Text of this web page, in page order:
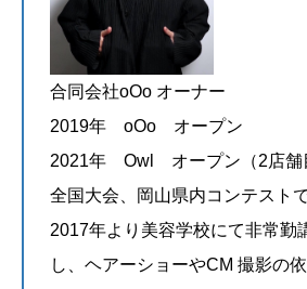
合同会社oOo オーナー
2019年 oOo オープン
2021年 Owl オープン（2店舗
全国大会、岡山県内コンテスト
2017年より美容学校にて非常勤
し、ヘアーショーやCM 撮影の